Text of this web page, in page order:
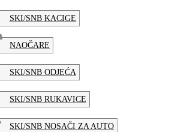
SKI/SNB KACIGE
NAOČARE
SKI/SNB ODJEĆA
SKI/SNB RUKAVICE
SKI/SNB NOSAČI ZA AUTO